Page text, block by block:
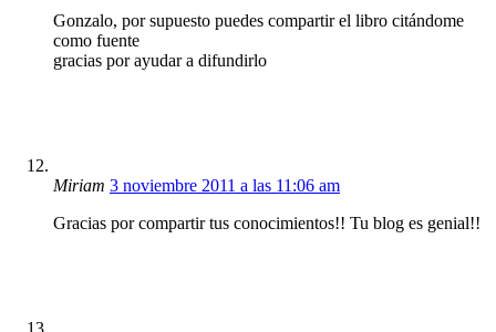
Gonzalo, por supuesto puedes compartir el libro citándome
como fuente
gracias por ayudar a difundirlo
Miriam 3 noviembre 2011 a las 11:06 am
Gracias por compartir tus conocimientos!! Tu blog es genial!!